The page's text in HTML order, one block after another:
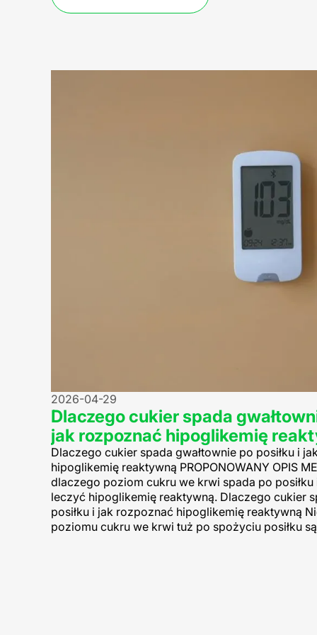
Dlaczego cukier spada
jak rozpoznać hipoglikemię
2026-04-29
Dlaczego cukier spada gwałtownie po posiłku i
hipoglikemię reaktywną PROPONOWANY OPIS
dlaczego poziom cukru we krwi spada po
leczyć hipoglikemię reaktywną. Dlaczego cukier
posiłku i jak rozpoznać hipoglikemię reaktywną
poziomu cukru we krwi tuż po spożyciu posiłku